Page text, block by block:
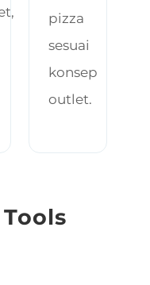
pizza
sesuai
konsep
outlet.